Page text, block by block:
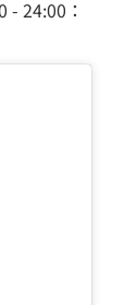
- 24:00：